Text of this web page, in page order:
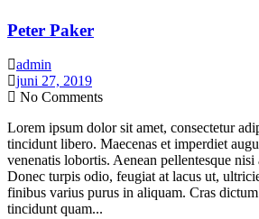
Peter Paker
admin
juni 27, 2019
No Comments
Lorem ipsum dolor sit amet, consectetur
tincidunt libero. Maecenas et imperdiet
venenatis lobortis. Aenean pellentesque
Donec turpis odio, feugiat at lacus ut,
finibus varius purus in aliquam. Cras
tincidunt quam...